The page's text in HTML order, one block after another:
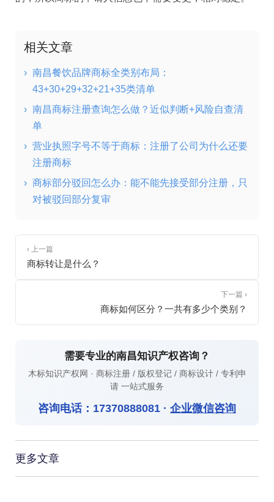
相关文章
› 南昌餐饮品牌商标全类别布局：
43+30+29+32+21+35类清单
› 南昌商标注册查询怎么做？近似判断+风险自查清
单
› 营业执照字号不等于商标：注册了公司为什么还要
注册商标
› 商标部分驳回怎么办：能不能先接受部分注册，只
对被驳回部分复审
‹ 上一篇
商标转让是什么？
下一篇 ›
商标如何区分？一共有多少个类别？
需要专业的南昌知识产权咨询？
木标知识产权网 · 商标注册 / 版权登记 / 商标设计 / 专利申
请 一站式服务
咨询电话： 17370888081 · 企业微信咨询
更多文章